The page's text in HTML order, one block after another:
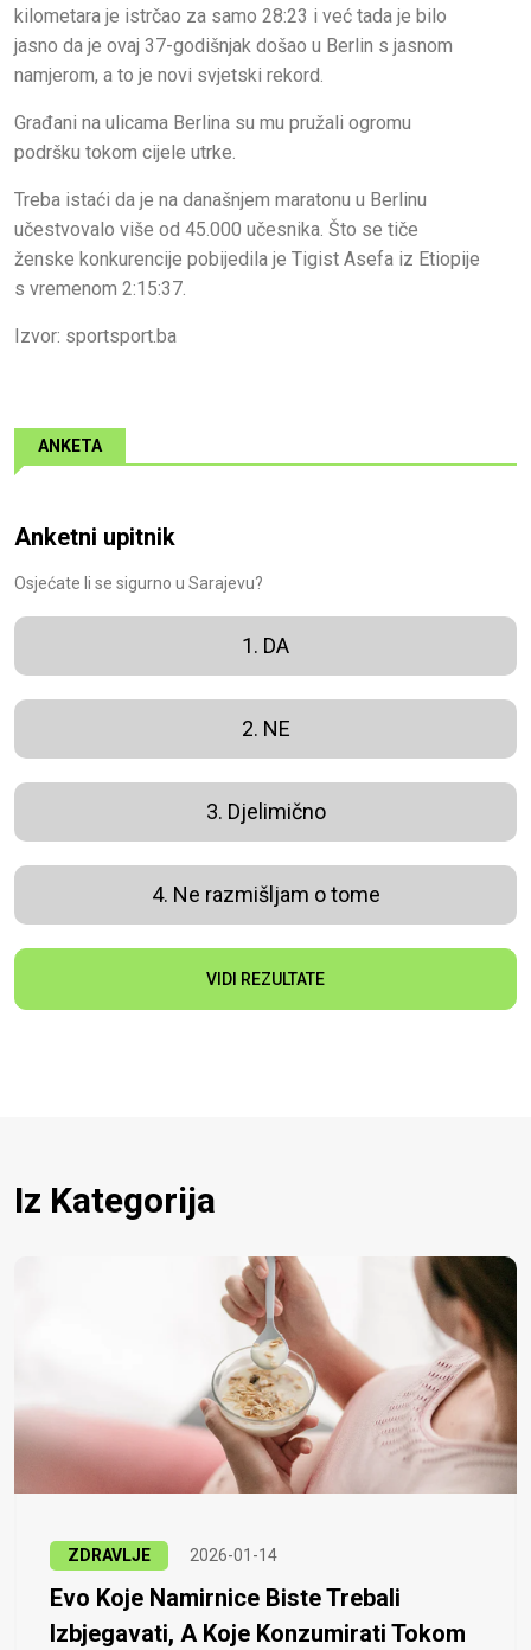
kilometara je istrčao za samo 28:23 i već tada je bilo
jasno da je ovaj 37-godišnjak došao u Berlin s jasnom
namjerom, a to je novi svjetski rekord.
Građani na ulicama Berlina su mu pružali ogromu
podršku tokom cijele utrke.
Treba istaći da je na današnjem maratonu u Berlinu
učestvovalo više od 45.000 učesnika. Što se tiče
ženske konkurencije pobijedila je Tigist Asefa iz Etiopije
s vremenom 2:15:37.
Izvor: sportsport.ba
ANKETA
Anketni upitnik
Osjećate li se sigurno u Sarajevu?
1. DA
2. NE
3. Djelimično
4. Ne razmišljam o tome
VIDI REZULTATE
Iz Kategorija
ZDRAVLJE 2026-01-14
Evo Koje Namirnice Biste Trebali
Izbjegavati, A Koje Konzumirati Tokom